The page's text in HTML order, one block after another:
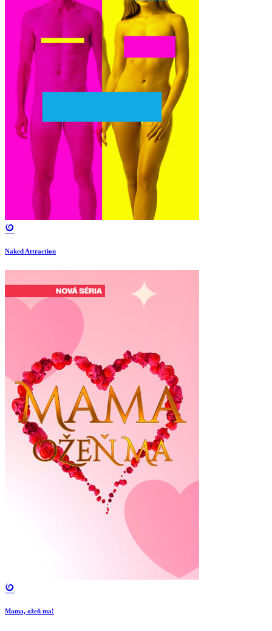
Naked Attraction
Mama, ožeň ma!